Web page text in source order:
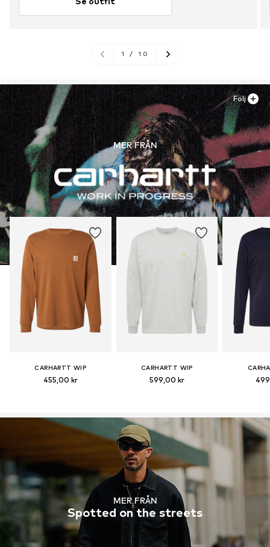
1 / 10
MER FRÅN
CARHARTT WIP
455,00 kr
CARHARTT WIP
599,00 kr
Följ
MER FRÅN
Spotted on the streets